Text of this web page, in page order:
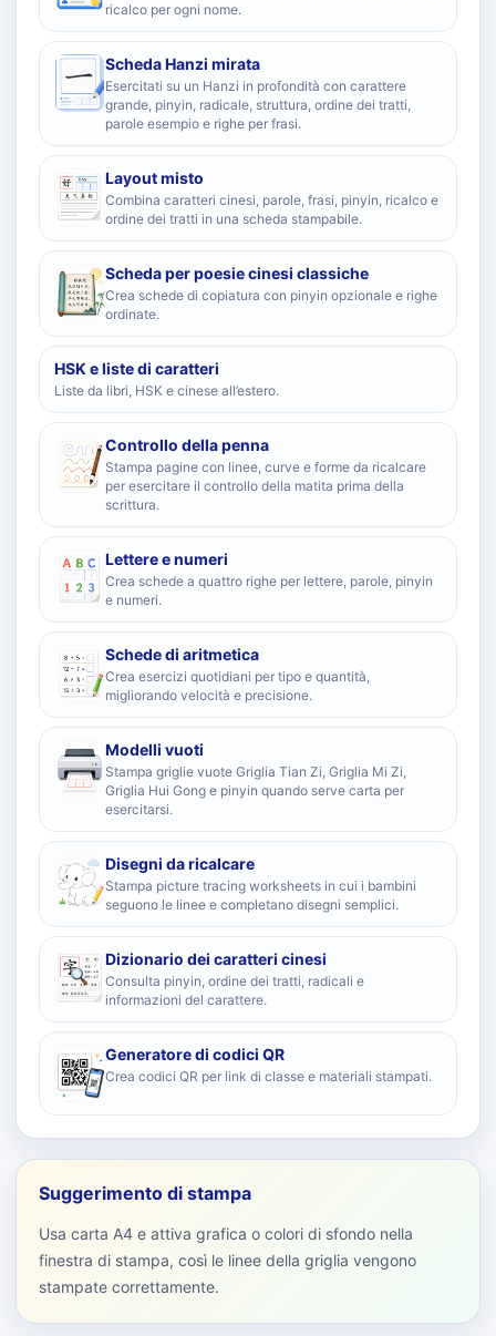
ricalco per ogni nome.
Scheda Hanzi mirata
Esercitati su un Hanzi in profondità con carattere
grande, pinyin, radicale, struttura, ordine dei tratti,
parole esempio e righe per frasi.
Layout misto
Combina caratteri cinesi, parole, frasi, pinyin, ricalco e
ordine dei tratti in una scheda stampabile.
Scheda per poesie cinesi classiche
Crea schede di copiatura con pinyin opzionale e righe
ordinate.
HSK e liste di caratteri
Liste da libri, HSK e cinese all’estero.
Controllo della penna
Stampa pagine con linee, curve e forme da ricalcare
per esercitare il controllo della matita prima della
scrittura.
Lettere e numeri
Crea schede a quattro righe per lettere, parole, pinyin
e numeri.
Schede di aritmetica
Crea esercizi quotidiani per tipo e quantità,
migliorando velocità e precisione.
Modelli vuoti
Stampa griglie vuote Griglia Tian Zi, Griglia Mi Zi,
Griglia Hui Gong e pinyin quando serve carta per
esercitarsi.
Disegni da ricalcare
Stampa picture tracing worksheets in cui i bambini
seguono le linee e completano disegni semplici.
Dizionario dei caratteri cinesi
Consulta pinyin, ordine dei tratti, radicali e
informazioni del carattere.
Generatore di codici QR
Crea codici QR per link di classe e materiali stampati.
Suggerimento di stampa
Usa carta A4 e attiva grafica o colori di sfondo nella
finestra di stampa, così le linee della griglia vengono
stampate correttamente.